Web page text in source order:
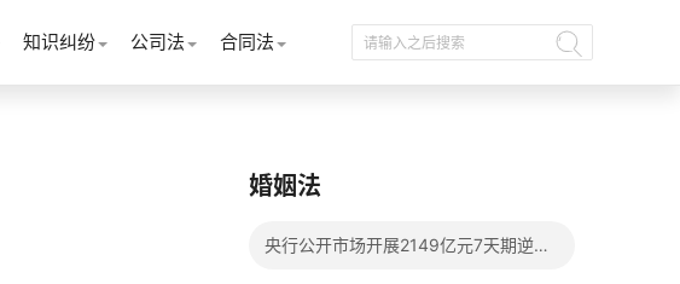
知识纠纷 公司法 合同法
婚姻法
央行公开市场开展2149亿元7天期逆回